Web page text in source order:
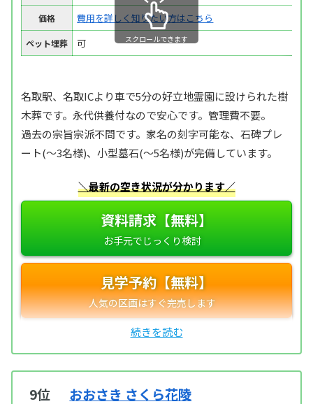
価格 費用を詳しく知りたい方はこちら
ペット埋葬 可 スクロールできます
名取駅、名取ICより車で5分の好立地霊園に設けられた樹
木葬です。永代供養付なので安心です。管理費不要。
過去の宗旨宗派不問です。家名の刻字可能な、石碑プレ
ート(～3名様)、小型墓石(～5名様)が完備しています。
＼最新の空き状況が分かります／
資料請求【無料】
見学予約【無料】
9位 おおさき さくら花陵